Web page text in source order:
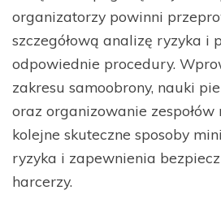
organizatorzy powinni
szczegółową analizę ryzyka i
odpowiednie procedury.
zakresu samoobrony, nauki
oraz organizowanie
kolejne skuteczne sposoby
ryzyka i zapewnienia
harcerzy.